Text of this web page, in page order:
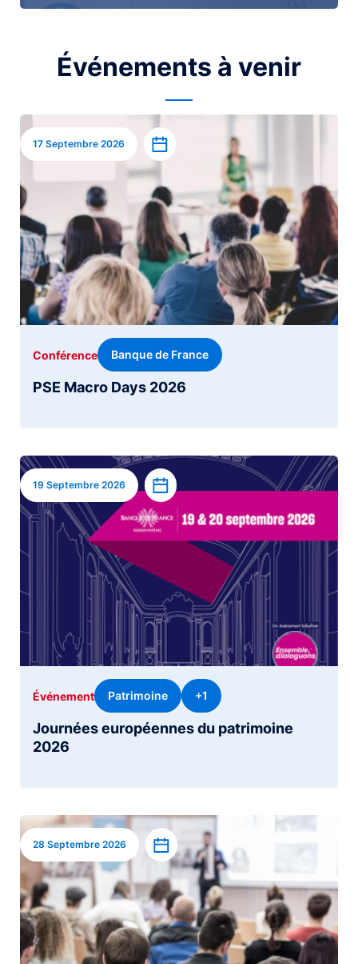
Événements à venir
Image
17 Septembre 2026 Ajouter à l’agenda
PSE Macro Days 2026
Conférence Banque de France
Image
19 Septembre 2026 Ajouter à l’agenda
Journées européennes du patrimoine
2026
Événement Patrimoine +1
Image
28 Septembre 2026 Ajouter à l’agenda